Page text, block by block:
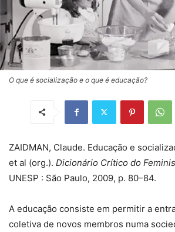
O que é socialização e o que é educação?
ZAIDMAN, Claude. Educação e
et al (org.). Dicionário Crítico do
UNESP : São Paulo, 2009, p. 80–84.
A educação consiste em permitir a
coletiva de novos membros numa